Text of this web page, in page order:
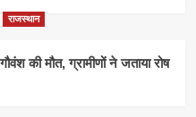
राजस्थान
की मौत, ग्रामीणों ने जताया रोष